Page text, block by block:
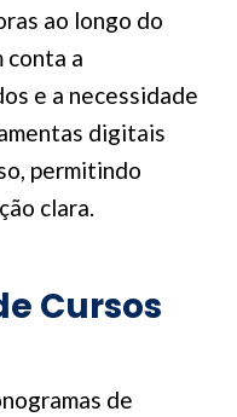
ao longo do
conta a
e a necessidade
digitais
permitindo
clara.
Cursos
de